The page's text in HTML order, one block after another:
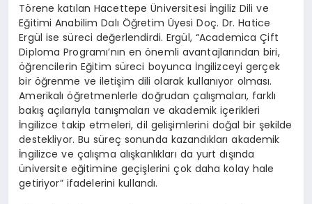
Törene katılan Hacettepe Üniversitesi İngiliz Dili ve
Eğitimi Anabilim Dalı Öğretim Üyesi Doç. Dr. Hatice
Ergül ise süreci değerlendirdi. Ergül, “Academica Çift
Diploma Programı’nın en önemli avantajlarından biri,
öğrencilerin Eğitim süreci boyunca İngilizceyi gerçek
bir öğrenme ve iletişim dili olarak kullanıyor olması.
Amerikalı öğretmenlerle doğrudan çalışmaları, farklı
bakış açılarıyla tanışmaları ve akademik içerikleri
İngilizce takip etmeleri, dil gelişimlerini doğal bir şekilde
destekliyor. Bu süreç sonunda kazandıkları akademik
İngilizce ve çalışma alışkanlıkları da yurt dışında
üniversite eğitimine geçişlerini çok daha kolay hale
getiriyor” ifadelerini kullandı.